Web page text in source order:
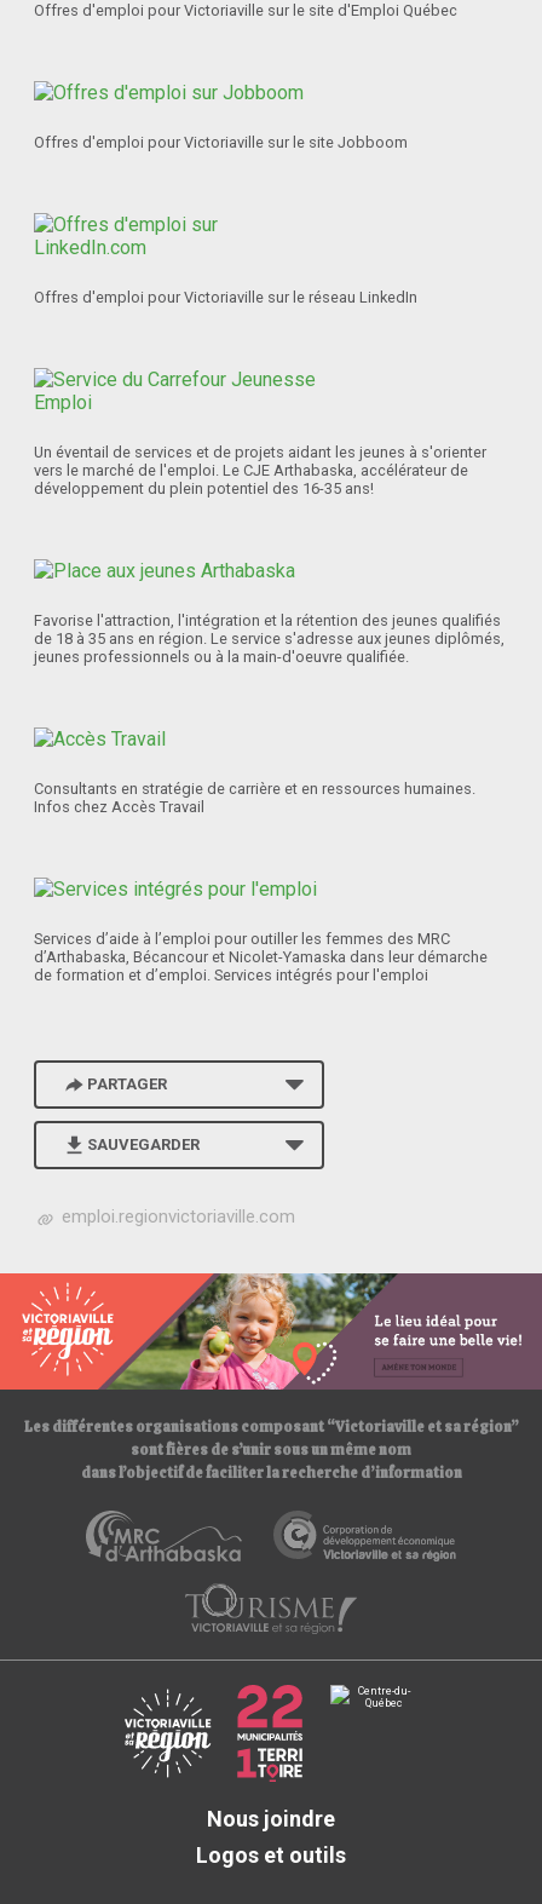
Offres d'emploi pour Victoriaville sur le site d'Emploi Québec
Offres d'emploi pour Victoriaville sur le site Jobboom
Offres d'emploi pour Victoriaville sur le réseau LinkedIn
Un éventail de services et de projets aidant les jeunes à s'orienter
vers le marché de l'emploi. Le CJE Arthabaska, accélérateur de
développement du plein potentiel des 16-35 ans!
Favorise l'attraction, l'intégration et la rétention des jeunes qualifiés
de 18 à 35 ans en région. Le service s'adresse aux jeunes diplômés,
jeunes professionnels ou à la main-d'oeuvre qualifiée.
Consultants en stratégie de carrière et en ressources humaines.
Infos chez Accès Travail
Services d’aide à l’emploi pour outiller les femmes des MRC
d’Arthabaska, Bécancour et Nicolet-Yamaska dans leur démarche
de formation et d’emploi. Services intégrés pour l'emploi
PARTAGER
SAUVEGARDER
h
p
s
:
/
/
emploi.regionvictoriaville.com
Les différentes organisations composant “Victoriaville et sa région”
sont fières de s’unir sous un même nom
dans l’objectif de faciliter la recherche d’information
Nous joindre
Logos et outils